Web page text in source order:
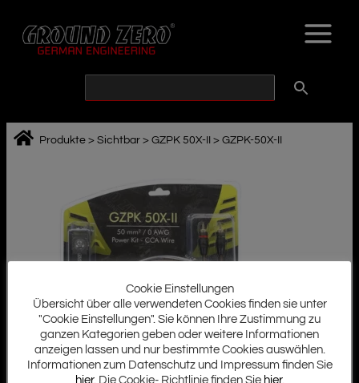
springen
Produkte >Sichtbar >GZPK 50X-II >GZPK-50X-II
Cookie Einstellungen
Übersicht über alle verwendeten Cookies finden sie unter
"Cookie Einstellungen". Sie können Ihre Zustimmung zu
ganzen Kategorien geben oder weitere Informationen
anzeigen lassen und nur bestimmte Cookies auswählen.
Informationen zum Datenschutz und Impressum finden Sie
hier. Die Cookie- Richtlinie finden Sie hier.